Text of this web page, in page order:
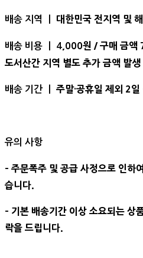
배송 지역 ㅣ 대한민국 전지역 및
배송 비용 ㅣ 4 ,000원 / 구매 금액
도서산간 지역 별도 추가 금액 발생
배송 기간 ㅣ 주말·공휴일 제외 2
유의 사항
- 주문폭주 및 공급 사정으로 인하
습니다.
- 기본 배송기간 이상 소요되는 상
락을 드립니다.